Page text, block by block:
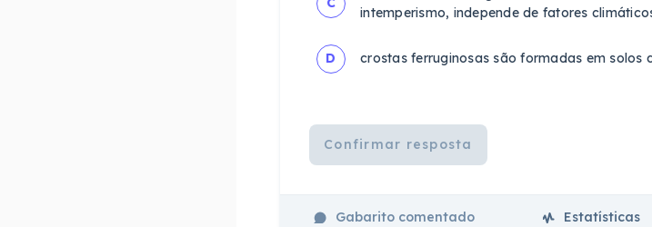
intemperismo, independe de fatores
D crostas ferruginosas são formadas em solos
Confirmar resposta
Gabarito comentado Estatísticas